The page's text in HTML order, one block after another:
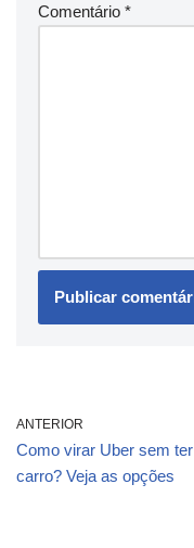
Comentário *
ANTERIOR
Como virar Uber sem ter
carro? Veja as opções